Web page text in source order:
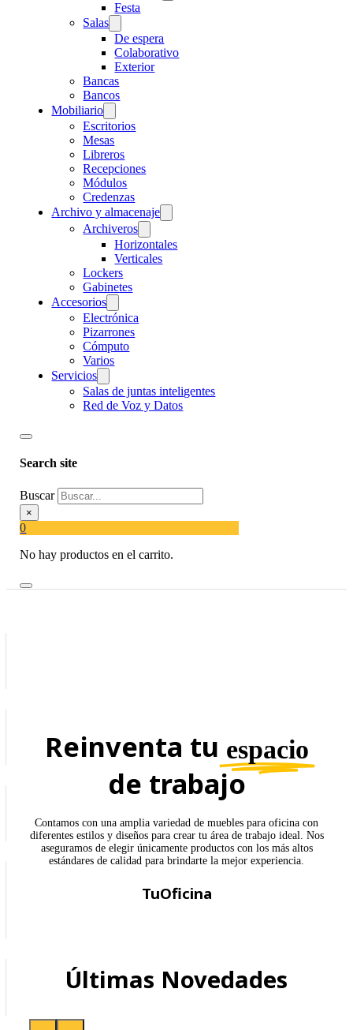
Festa
Salas
De espera
Colaborativo
Exterior
Bancas
Bancos
Mobiliario
Escritorios
Mesas
Libreros
Recepciones
Módulos
Credenzas
Archivo y almacenaje
Archiveros
Horizontales
Verticales
Lockers
Gabinetes
Accesorios
Electrónica
Pizarrones
Cómputo
Varios
Servicios
Salas de juntas inteligentes
Red de Voz y Datos
Search site
Buscar
×
0
No hay productos en el carrito.
Reinventa tu espacio
de trabajo
Contamos con una amplia variedad de muebles para oficina con
diferentes estilos y diseños para crear tu área de trabajo ideal. Nos
aseguramos de elegir únicamente productos con los más altos
estándares de calidad para brindarte la mejor experiencia.
TuOficina
Últimas Novedades